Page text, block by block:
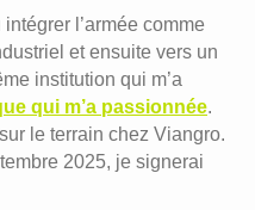
l’armée comme
et ensuite vers un
institution qui m’a
qui m’a passionnée.
le terrain chez Viangro.
2025, je signerai